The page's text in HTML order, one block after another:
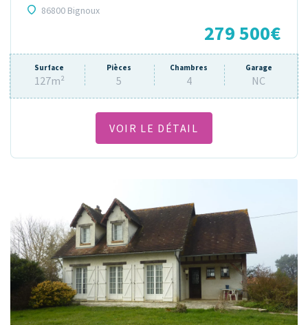
86800 Bignoux
279 500€
Surface
127m²
Pièces
5
Chambres
4
Garage
NC
VOIR LE DÉTAIL